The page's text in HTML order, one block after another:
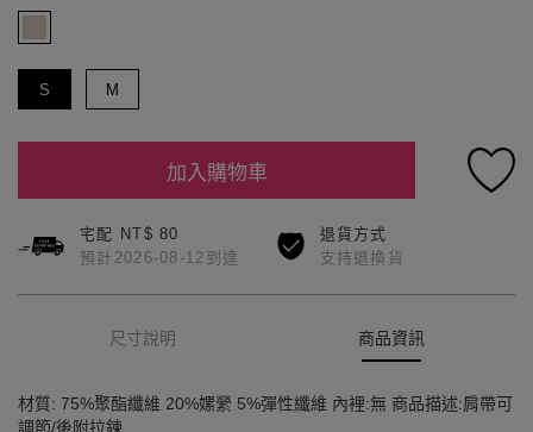
S M
加入購物車
宅配 NT$ 80
預計2026-08-12到達
退貨方式
支持退換貨
尺寸說明 商品資訊
材質: 75%聚酯纖維 20%嫘縈 5%彈性纖維 內裡:無 商品描述:肩帶可
調節/後附拉鍊